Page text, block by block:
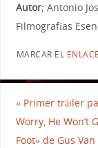
Autor; Antonio
Filmografías
MARCAR EL
«Primer tráiler
Worry, He Won’t
Foot» de Gus